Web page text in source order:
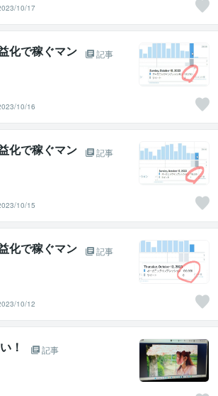
10/17
化で稼ぐマン
記事
10/16
化で稼ぐマン
記事
10/15
化で稼ぐマン
記事
10/12
！
記事